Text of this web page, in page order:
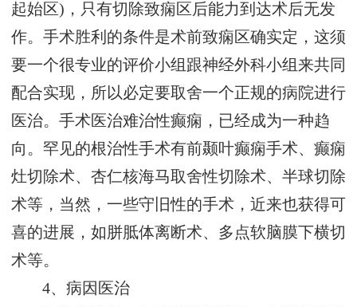
起始区)，只有切除致痫区后能力到达术后无发
作。手术胜利的条件是术前致痫区确实定，这须
要一个很专业的评价小组跟神经外科小组来共同
配合实现，所以必定要取舍一个正规的病院进行
医治。手术医治难治性癫痫，已经成为一种趋
向。罕见的根治性手术有前颞叶癫痫手术、癫痫
灶切除术、杏仁核海马取舍性切除术、半球切除
术等，当然，一些守旧性的手术，近来也获得可
喜的进展，如胼胝体离断术、多点软脑膜下横切
术等。
4、病因医治